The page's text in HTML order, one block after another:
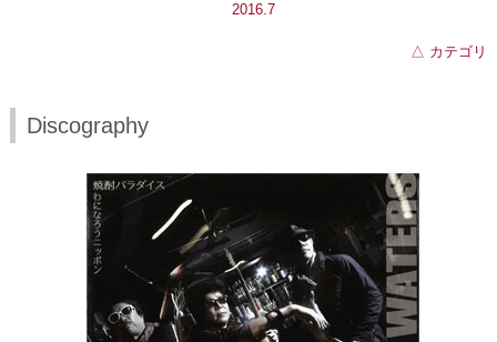
2016.7
△ カテゴリ
Discography